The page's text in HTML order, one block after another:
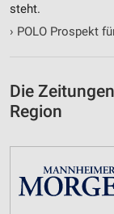
steht.
› POLO Prospekt
Die
Region